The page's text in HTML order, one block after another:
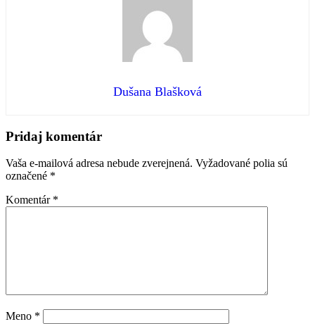
Dušana Blašková
späť
hlavnú
navigáciu
Pridaj komentár
Vaša e-mailová adresa nebude zverejnená. Vyžadované polia sú
označené *
Komentár *
Meno *